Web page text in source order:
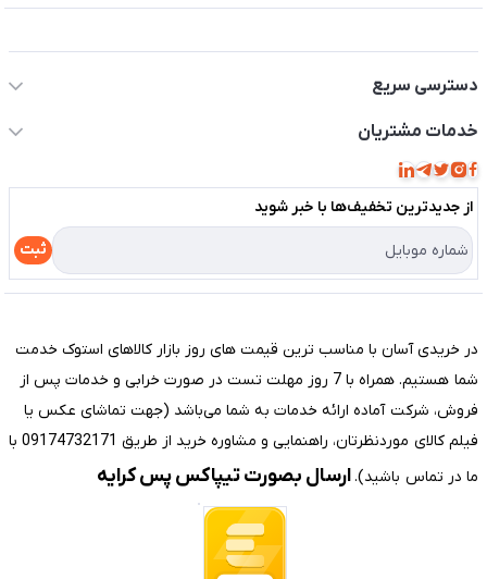
دسترسی سریع
حساب کاربری
مجله فروشگاه
لیست محصولات
درباره ما
تماس با ما
خدمات مشتریان
قوانین و مقررات
حریم خصوصی
راهنما
از جدید‌ترین تخفیف‌ها با‌ خبر شوید
ثبت
در خریدی آسان با مناسب ترین قیمت های روز بازار کالاهای استوک خدمت
شما هستیم. همراه با 7 روز مهلت تست در صورت خرابی و خدمات پس از
فروش، شرکت آماده ارائه خدمات به شما می‌باشد (جهت تماشای عکس یا
فیلم کالای موردنظرتان، راهنمایی و مشاوره خرید از طریق 09174732171 با
ما در تماس باشید).ارسال بصورت تیپاکس پس کرایه